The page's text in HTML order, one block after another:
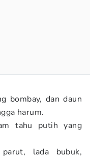
bombay, dan daun
harum.
tahu putih yang
lada bubuk,